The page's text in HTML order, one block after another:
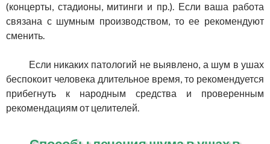
(концерты, стадионы, митинги и пр.). Если ваша работа
связана с шумным производством, то ее рекомендуют
сменить.
Если никаких патологий не выявлено, а шум в ушах
беспокоит человека длительное время, то рекомендуется
прибегнуть к народным средства и проверенным
рекомендациям от целителей.